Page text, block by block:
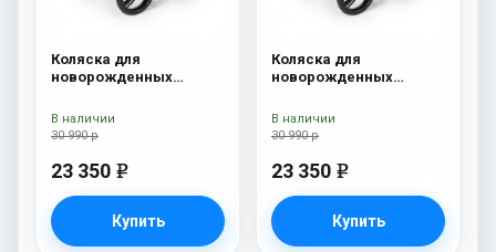
Коляска для
новорожденных
White) Red Lux
30 990 р
23 350 e
Купить
В наличии
Коляска для
новорожденных
White) Borduex
30 990 р
23 350 e
Купить
В наличии